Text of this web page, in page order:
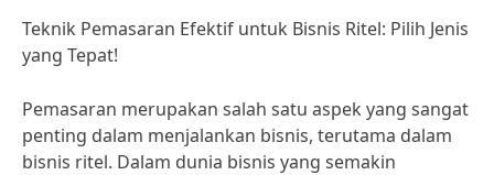
Teknik Pemasaran Efektif untuk Bisnis Ritel: Pilih Jenis
yang Tepat!
Pemasaran merupakan salah satu aspek yang sangat
penting dalam menjalankan bisnis, terutama dalam
bisnis ritel. Dalam dunia bisnis yang semakin